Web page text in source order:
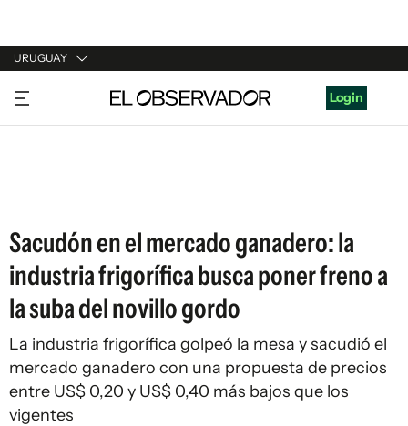
URUGUAY
URUGUAY
ARGENTINA
Login
Sacudón en el mercado ganadero: la
industria frigorífica busca poner freno a
la suba del novillo gordo
La industria frigorífica golpeó la mesa y sacudió el
mercado ganadero con una propuesta de precios
entre US$ 0,20 y US$ 0,40 más bajos que los
vigentes